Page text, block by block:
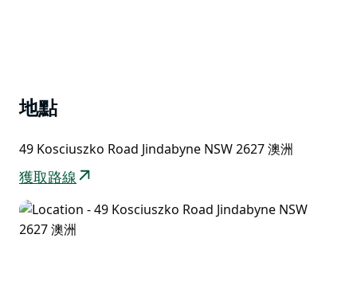
地點
49 Kosciuszko Road Jindabyne NSW 2627 澳洲
獲取路線